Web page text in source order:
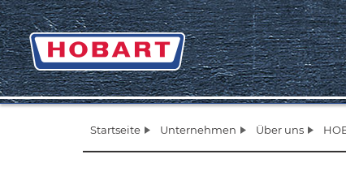
Startseite Unternehmen Über uns